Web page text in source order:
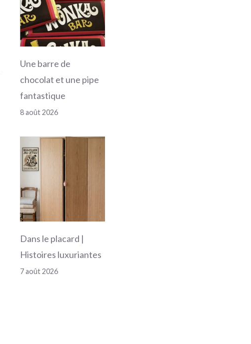
Une barre de
chocolat et une pipe
fantastique
8 août 2026
Dans le placard |
Histoires luxuriantes
7 août 2026